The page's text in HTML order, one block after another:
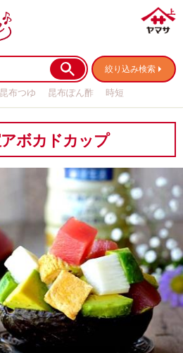
絞り込み検索
昆布つゆ 昆布ぽん酢
時短
ボカドカップ